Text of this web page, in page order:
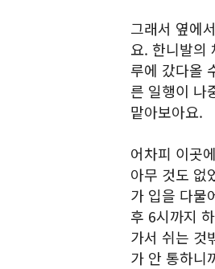
그래서 옆에
요. 한니발의
루에 갔다올
른 일행이 나
맡아보아요.
어차피 이곳
아무 것도 없
가 입을 다물
후 6시까지
가서 쉬는 것
가 안 통하니